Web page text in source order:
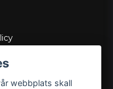
webbplats skall